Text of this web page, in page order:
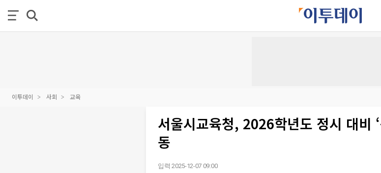
이투데이 사회 교육
서울시교육청, 2026학년도 정시 대비
동
입력 2025-12-07 09:00